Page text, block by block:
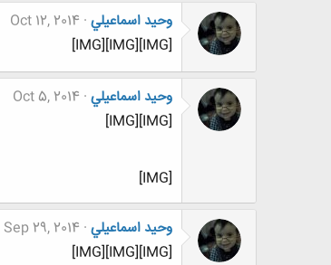
وحيد اسماعيلي Oct 12, 2014
[IMG][IMG][IMG]
وحيد اسماعيلي Oct 5, 2014
[IMG][IMG]
[IMG]
وحيد اسماعيلي Sep 29, 2014
[IMG][IMG][IMG]